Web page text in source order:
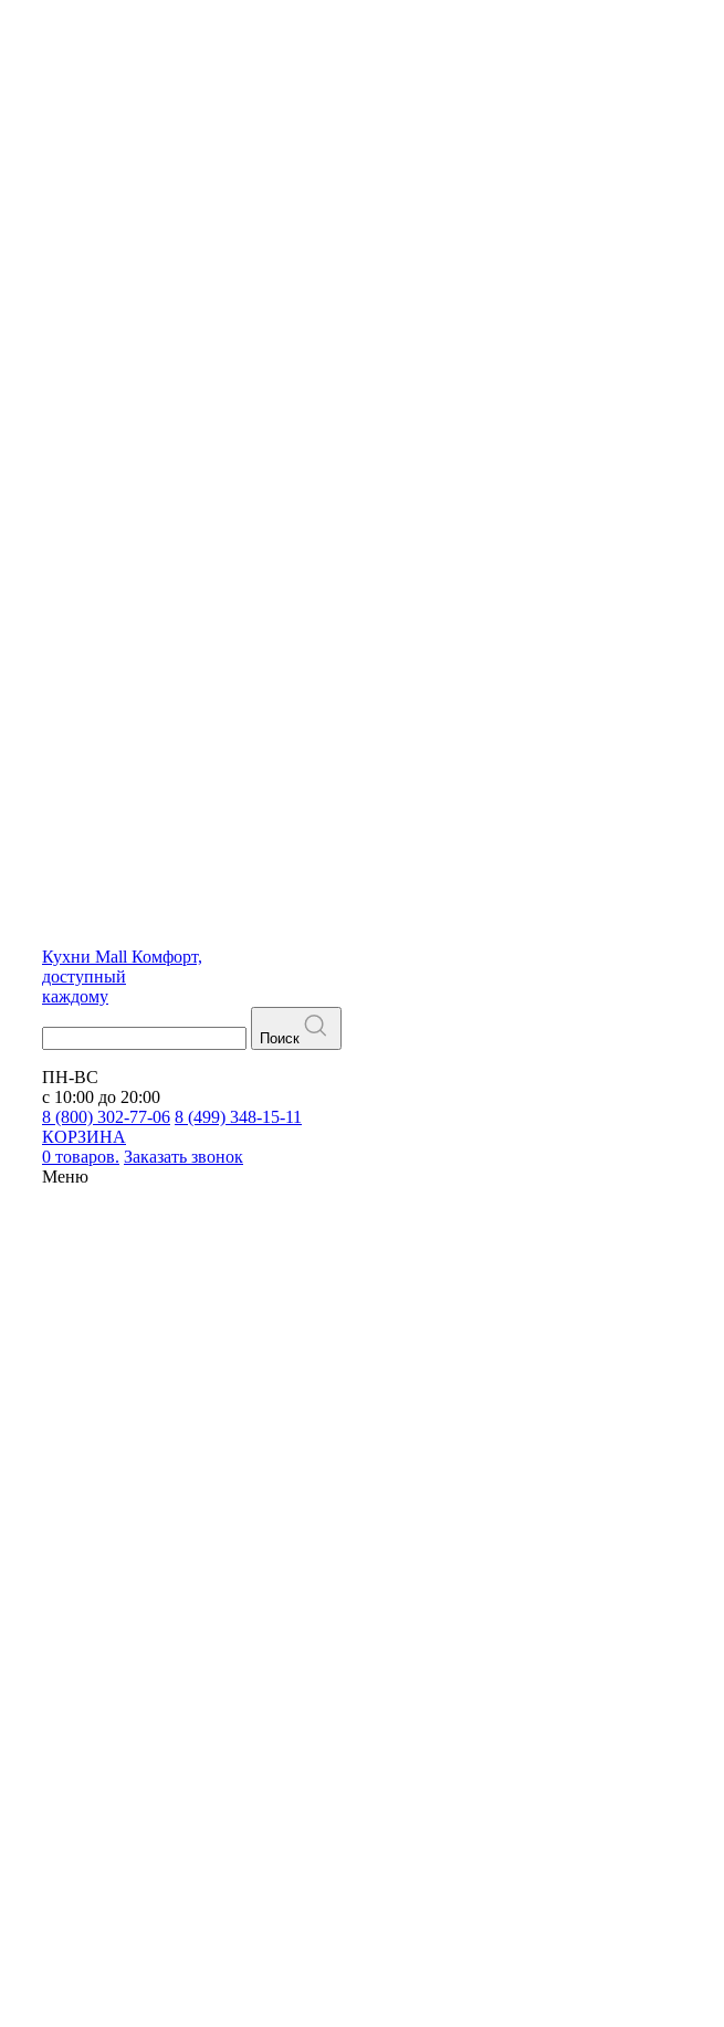
Кухни Mall Комфорт,
доступный
каждому
Поиск
ПН-ВС
с 10:00 до 20:00
8 (800) 302-77-06 8 (499) 348-15-11
КОРЗИНА
0 товаров. Заказать звонок
Меню